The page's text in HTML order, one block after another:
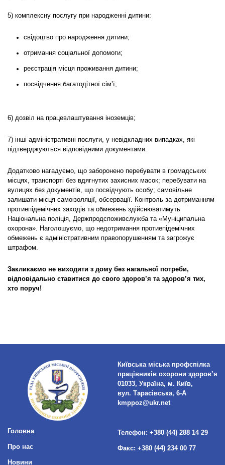
5) комплексну послугу при народженні дитини:
свідоцтво про народження дитини;
отримання соціальної допомоги;
реєстрація місця проживання дитини;
посвідчення багатодітної сім’ї;
6) дозвіл на працевлаштування іноземців;
7) інші адміністративні послуги, у невідкладних випадках, які
підтверджуються відповідними документами.
Додатково нагадуємо, що заборонено перебувати в громадських
місцях, транспорті без вдягнутих захисних масок; перебувати на
вулицях без документів, що посвідчують особу; самовільне
залишати місця самоізоляції, обсервації. Контроль за дотриманням
протиепідемічних заходів та обмежень здійснюватимуть
Національна поліція, Держпродспоживслужба та «Муніципальна
охорона». Наголошуємо, що недотримання протиепідемічних
обмежень є адміністративним правопорушенням та загрожує
штрафом.
Закликаємо не виходити з дому без нагальної потреби,
відповідально ставитися до свого здоров’я та здоров’я тих,
хто поруч!
Головна
Про нас
Новини
Київська міська профспілка
працівників охорони здоров’я
01033, Україна, м. Київ,
вул. Тарасівська, 6-А
kmppoz@ukr.net
Телефон: +380 (44) 288 14 29
Факс: +380 (44) 234 00 77